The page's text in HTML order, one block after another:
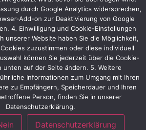
Nächster
durch Google Analytics widersprechen,
Add-on zur Deaktivierung von Google
4. Einwilligung und Cookie-Einstellungen
unserer Website haben Sie die Möglichkeit,
zuzustimmen oder diese individuell
können Sie jederzeit über die Cookie-
unten auf der Seite ändern. 5. Weitere
Informationen zum Umgang mit Ihren
zu Empfängern, Speicherdauer und Ihren
Person, finden Sie in unserer
Datenschutzerklärung.
Datenschutzerklärung